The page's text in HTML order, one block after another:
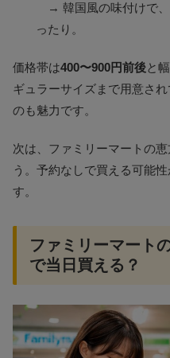
→ 韓国風の味付けで、
ったり。
価格帯は400〜900円前後と
ギュラーサイズまで用意さ
のも魅力です。
次は、ファミリーマートの
う。予約なしで買える可能
す。
ファミリーマート
で当日買える？